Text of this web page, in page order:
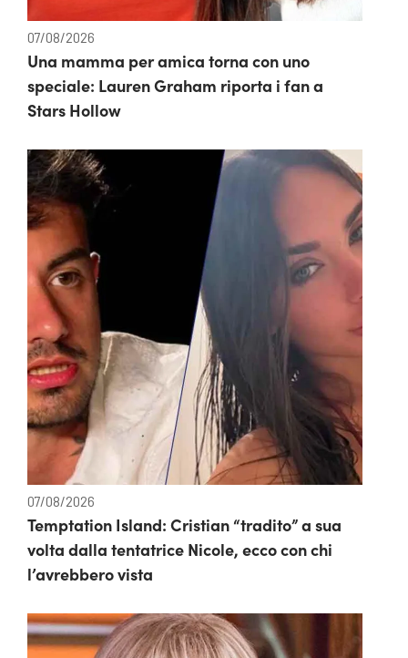
07/08/2026
Una mamma per amica torna con uno
speciale: Lauren Graham riporta i fan a
Stars Hollow
07/08/2026
Temptation Island: Cristian “tradito” a sua
volta dalla tentatrice Nicole, ecco con chi
l’avrebbero vista